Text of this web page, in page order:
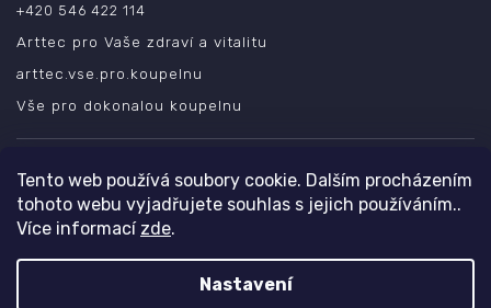
Tento web používá soubory cookie. Dalším procházením
tohoto webu vyjadřujete souhlas s jejich používáním..
Více informací zde.
Nastavení
+420 546 422 114
Arttec pro Vaše zdraví a vitalitu
arttec.vse.pro.koupelnu
Vše pro dokonalou koupelnu
SLEDUJTE NÁS